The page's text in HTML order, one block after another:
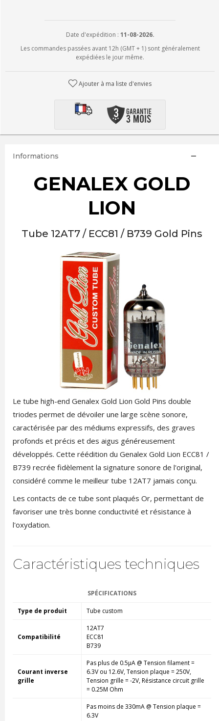
Date d'expédition : 11-08-2026.
Les commandes passées avant 12h (GMT + 1) sont généralement
expédiées le jour même.
Ajouter à ma liste d'envies
Informations
GENALEX GOLD
LION
Tube 12AT7 / ECC81 / B739 Gold Pins
Le tube high-end Genalex Gold Lion Gold Pins double
triodes permet de dévoiler une large scène sonore,
caractérisée par des médiums expressifs, des graves
profonds et précis et des aigus généreusement
développés. Cette réédition du Genalex Gold Lion ECC81 /
B739 recrée fidèlement la signature sonore de l'original,
considéré comme le meilleur tube 12AT7 jamais conçu.
Les contacts de ce tube sont plaqués Or, permettant de
favoriser une très bonne conductivité et résistance à
l'oxydation.
Caractéristiques techniques
SPÉCIFICATIONS
Type de produit Tube custom
Compatibilité
12AT7
ECC81
B739
Courant inverse
grille
Pas plus de 0.5µA @ Tension filament =
6.3V ou 12.6V, Tension plaque = 250V,
Tension grille = -2V, Résistance circuit grille
= 0.25M Ohm
Pas moins de 330mA @ Tension plaque =
6.3V